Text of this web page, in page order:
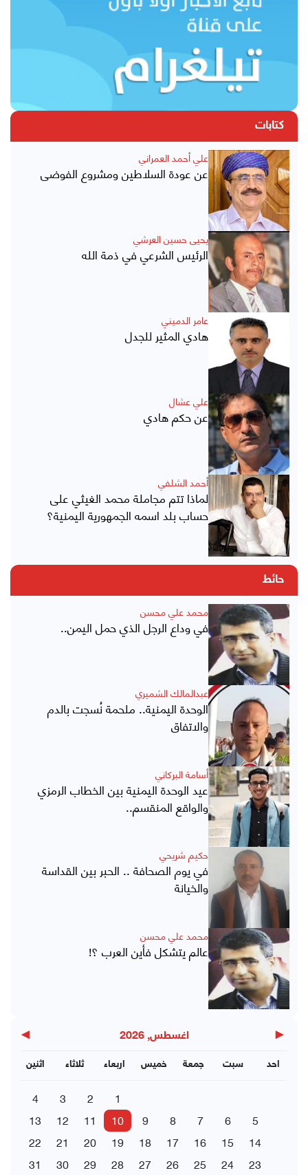
كتابات
علي أحمد العمراني
عن عودة السلاطين ومشروع الفوضى
يحيى حسين العرشي
الرئيس الشرعي في ذمة الله
عامر الدميني
هادي المثير للجدل
علي عشال
عن حكم هادي
أحمد الشلفي
لماذا تتم مجاملة محمد الغيثي على
حساب بلد اسمه الجمهورية اليمنية؟
حائط
محمد علي محسن
في وداع الرجل الذي حمل اليمن..
عبدالمالك الشميري
الوحدة اليمنية.. ملحمة نُسجت بالدم
والاتفاق
أسامة البركاني
عيد الوحدة اليمنية بين الخطاب الرمزي
والواقع المنقسم..
حكيم شريحي
في يوم الصحافة .. الحبر بين القداسة
والخيانة
محمد علي محسن
عالم يتشكل فأين العرب ؟!
◀ اغسطس, 2026 ▶
اثنين ثلاثاء اربعاء خميس جمعة سبت احد
1
2
3
4
5
6
7
8
9
10
11
12
13
14
15
16
17
18
19
20
21
22
23
24
25
26
27
28
29
30
31